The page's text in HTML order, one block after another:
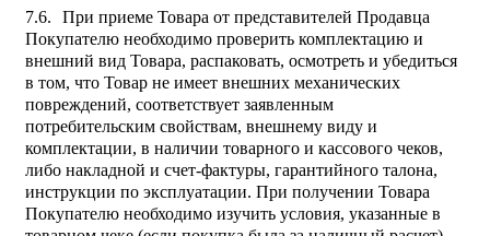
При приеме Товара от представителей Продавца
Покупателю необходимо проверить комплектацию и
внешний вид Товара, распаковать, осмотреть и убедиться
в том, что Товар не имеет внешних механических
повреждений, соответствует заявленным
потребительским свойствам, внешнему виду и
комплектации, в наличии товарного и кассового чеков,
либо накладной и счет-фактуры, гарантийного талона,
инструкции по эксплуатации. При получении Товара
Покупателю необходимо изучить условия, указанные в